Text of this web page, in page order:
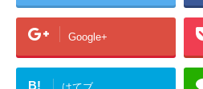
Google+
B!